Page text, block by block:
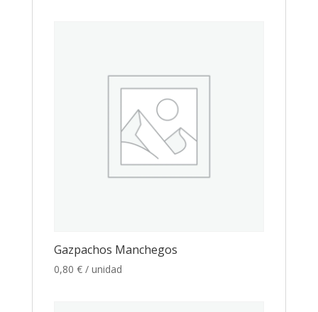
Gazpachos Manchegos
0,80 € / unidad